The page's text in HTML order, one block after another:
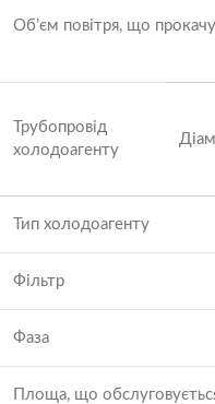
Об’єм повітря, що
Трубопровід
холодоагенту
Тип холодоагенту
Фільтр
Фаза
Площа, що